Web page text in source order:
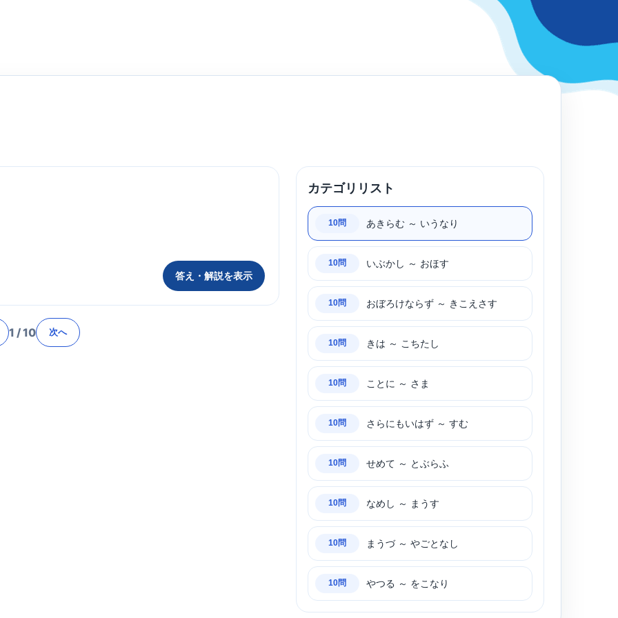
答え・解説を表示
1 /10 次へ
カテゴリリスト
10問 あきらむ ～ いうなり
10問 いぶかし ～ おほす
10問 おぼろけならず ～ きこえさす
10問 きは ～ こちたし
10問 ことに ～ さま
10問 さらにもいはず ～ すむ
10問 せめて ～ とぶらふ
10問 なめし ～ まうす
10問 まうづ ～ やごとなし
10問 やつる ～ をこなり